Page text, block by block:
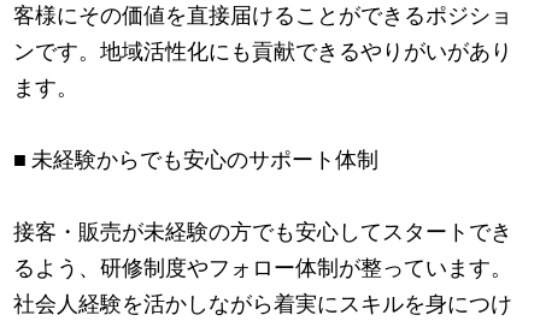
客様にその価値を直接届けることができるポジショ
ンです。地域活性化にも貢献できるやりがいがあり
ます。
■ 未経験からでも安心のサポート体制
接客・販売が未経験の方でも安心してスタートでき
るよう、研修制度やフォロー体制が整っています。
社会人経験を活かしながら着実にスキルを身につけ